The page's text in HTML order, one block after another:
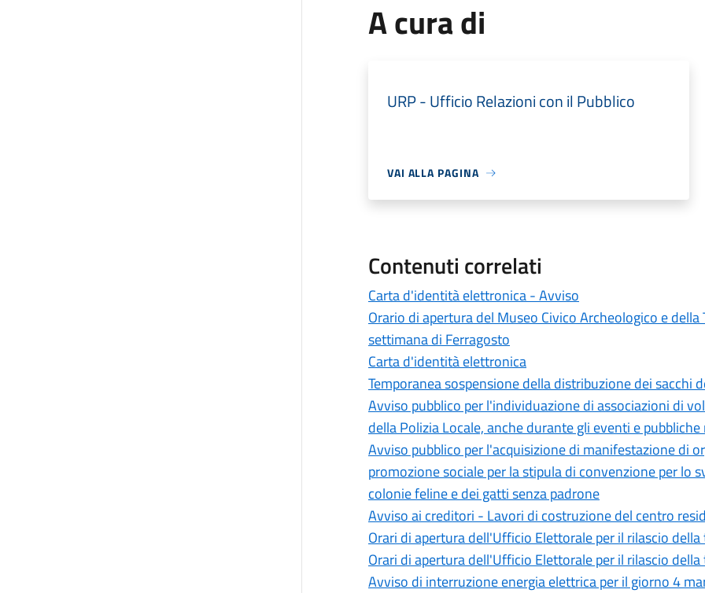
A cura di
URP - Ufficio Relazioni con il Pubblico
VAI ALLA PAGINA
Contenuti correlati
Carta d'identità elettronica - Avviso
Orario di apertura del Museo Civico Archeologico e
settimana di Ferragosto
Carta d'identità elettronica
Temporanea sospensione della distribuzione dei sacchi
Avviso pubblico per l'individuazione di associazioni di
della Polizia Locale, anche durante gli eventi e
Avviso pubblico per l'acquisizione di manifestazione di
promozione sociale per la stipula di convenzione per lo
colonie feline e dei gatti senza padrone
Avviso ai creditori - Lavori di costruzione del centro
Orari di apertura dell'Ufficio Elettorale per il rilascio
Orari di apertura dell'Ufficio Elettorale per il rilascio
Avviso di interruzione energia elettrica per il giorno 4